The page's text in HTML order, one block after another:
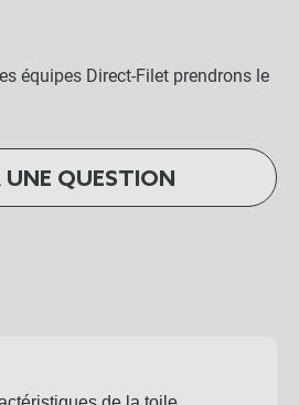
équipes Direct-Filet prendrons le
UNE QUESTION